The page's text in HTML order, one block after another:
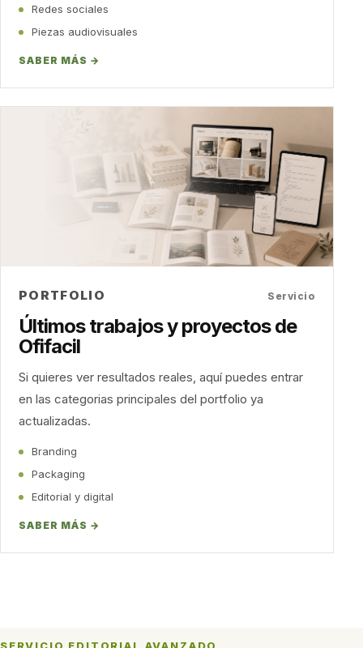
Redes sociales
Piezas audiovisuales
SABER MÁS →
PORTFOLIO Servicio
Últimos trabajos y proyectos de
Ofifacil
Si quieres ver resultados reales, aquí puedes entrar
en las categorias principales del portfolio ya
actualizadas.
Branding
Packaging
Editorial y digital
SABER MÁS →